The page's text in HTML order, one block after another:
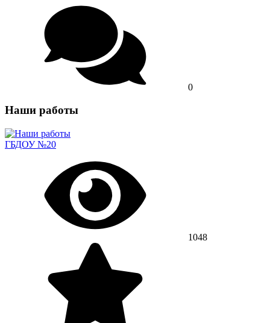
0
Наши работы
ГБДОУ №20
1048